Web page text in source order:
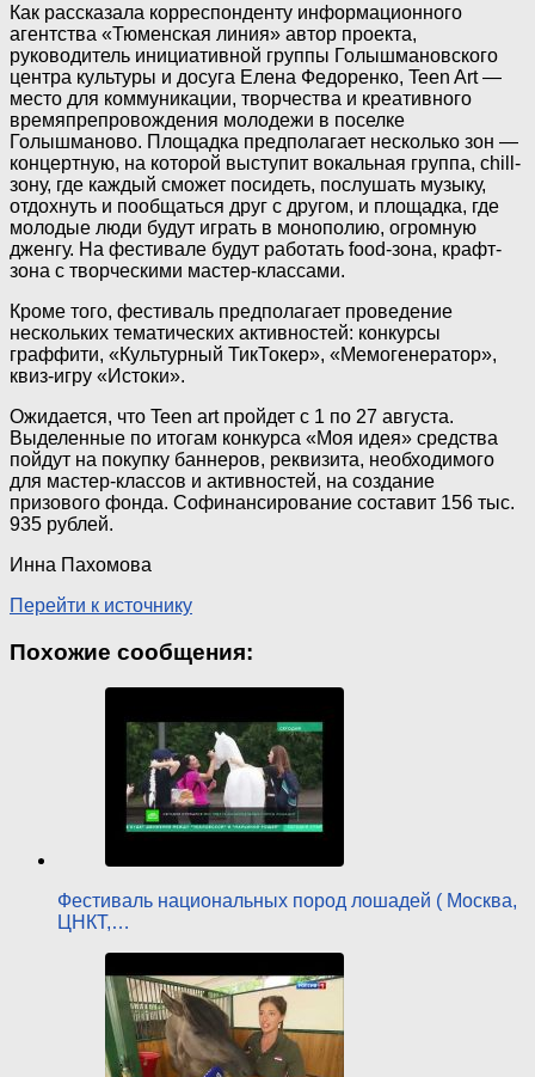
Как рассказала корреспонденту информационного
агентства «Тюменская линия» автор проекта,
руководитель инициативной группы Голышмановского
центра культуры и досуга Елена Федоренко, Teen Art —
место для коммуникации, творчества и креативного
времяпрепровождения молодежи в поселке
Голышманово. Площадка предполагает несколько зон —
концертную, на которой выступит вокальная группа, chill-
зону, где каждый сможет посидеть, послушать музыку,
отдохнуть и пообщаться друг с другом, и площадка, где
молодые люди будут играть в монополию, огромную
дженгу. На фестивале будут работать food-зона, крафт-
зона с творческими мастер-классами.
Кроме того, фестиваль предполагает проведение
нескольких тематических активностей: конкурсы
граффити, «Культурный ТикТокер», «Мемогенератор»,
квиз-игру «Истоки».
Ожидается, что Teen art пройдет с 1 по 27 августа.
Выделенные по итогам конкурса «Моя идея» средства
пойдут на покупку баннеров, реквизита, необходимого
для мастер-классов и активностей, на создание
призового фонда. Софинансирование составит 156 тыс.
935 рублей.
Инна Пахомова
Перейти к источнику
Похожие сообщения:
Фестиваль национальных пород лошадей ( Москва,
ЦНКТ,…